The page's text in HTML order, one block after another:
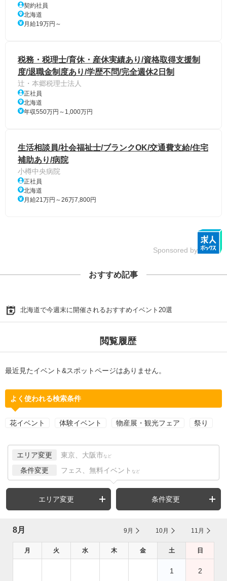
契約社員
北海道
月給19万円～
税務・税理士/育休・産休実績あり/資格取得支援制
度/退職金制度あり/学歴不問/完全週休2日制
辻・本郷税理士法人
正社員
北海道
年収550万円～1,000万円
生活相談員/社会福祉士/ブランクOK/交通費支給/住宅
補助あり/病院
小樽中央病院
正社員
北海道
月給21万円～26万7,800円
Sponsored by
おすすめ記事
北海道で今週末に開催されるおすすめイベント20選
閲覧履歴
最近見たイベント&スポットページはありません。
よく使われる検索条件
花イベント 体験イベント 物産展・観光フェア 祭り
エリア変更 東京、大阪市 など
条件変更 フェス、無料イベント など
エリア変更 条件変更
8月 9月 10月 11月
月 火 水 木 金 土 日
1 2